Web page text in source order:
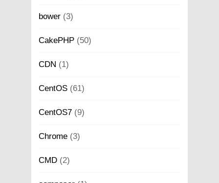
bower (3)
CakePHP (50)
CDN (1)
CentOS (61)
CentOS7 (9)
Chrome (3)
CMD (2)